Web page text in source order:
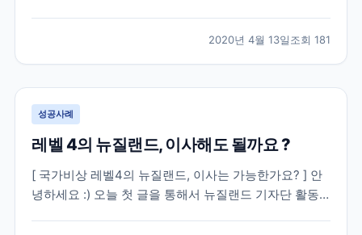
할까요 ? ] 우선 이 글을 보시는 분들 중에 많은 분들이
어학연수를 생각하고 계신 분들이 계시겠다는 생...
2020년 4월 13일조회 181
성공사례
레벨 4의 뉴질랜드, 이사해도 될까요 ?
[ 국가비상 레벨4의 뉴질랜드, 이사는 가능한가요? ] 안
녕하세요 :) 오늘 첫 글을 통해서 뉴질랜드 기자단 활동